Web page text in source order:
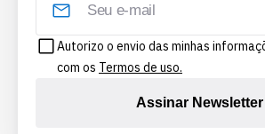
Autorizo o envio das minhas
com os Termos de uso.
Assinar Newsletter